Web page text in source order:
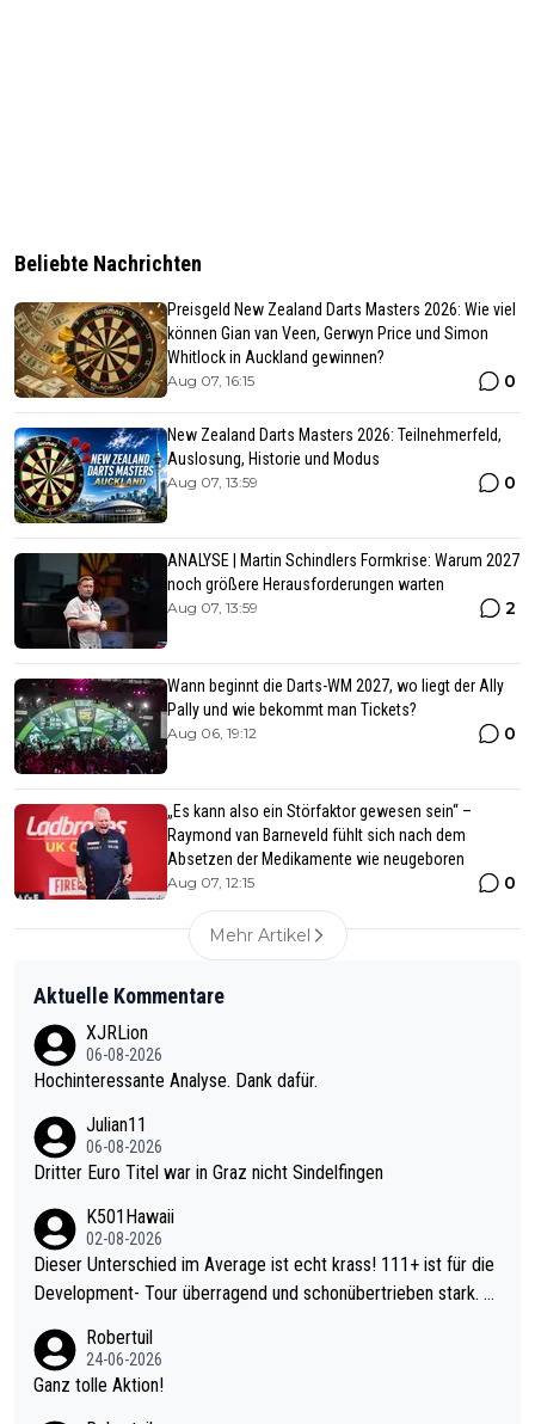
Beliebte Nachrichten
Preisgeld New Zealand Darts Masters 2026: Wie viel
können Gian van Veen, Gerwyn Price und Simon
Whitlock in Auckland gewinnen?
Aug 07, 16:15 0
New Zealand Darts Masters 2026: Teilnehmerfeld,
Auslosung, Historie und Modus
Aug 07, 13:59 0
ANALYSE | Martin Schindlers Formkrise: Warum 2027
noch größere Herausforderungen warten
Aug 07, 13:59 2
Wann beginnt die Darts-WM 2027, wo liegt der Ally
Pally und wie bekommt man Tickets?
Aug 06, 19:12 0
„Es kann also ein Störfaktor gewesen sein“ –
Raymond van Barneveld fühlt sich nach dem
Absetzen der Medikamente wie neugeboren
Aug 07, 12:15 0
Mehr Artikel
Aktuelle Kommentare
XJRLion
06-08-2026
Hochinteressante Analyse. Dank dafür.
Julian11
06-08-2026
Dritter Euro Titel war in Graz nicht Sindelfingen
K501Hawaii
02-08-2026
Dieser Unterschied im Average ist echt krass! 111+ ist für die
Development- Tour überragend und schonübertrieben stark. U
mal 40+ erst recht. Da gewinnst keinen Blumentopf - ist ja noc
h krasser wie ein Pokalspiel eines Kreisligisten vs einem Bund
Robertuil
24-06-2026
Ganz tolle Aktion!